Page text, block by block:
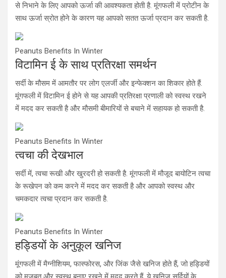
से निभाने के लिए आपको ऊर्जा की आवश्यकता होती है. मूंगफली में प्रोटीन के
साथ ऊर्जा स्रोत होने के कारण यह आपको सतत ऊर्जा प्रदान कर सकती है.
Peanuts Benefits In Winter
विटामिन ई के साथ प्रतिरक्षा समर्थन
सर्दी के मौसम में आमतौर पर लोग एलर्जी और इन्फेक्शन का शिकार होते हैं.
मूंगफली में विटामिन ई होने से यह आपकी प्रतिरक्षा प्रणाली को स्वस्थ रखने
में मदद कर सकती है और मौसमी बीमारियों से बचाने में सहायक हो सकती है.
Peanuts Benefits In Winter
त्वचा की देखभाल
सर्दी में, त्वचा रूखी और खुरदरी हो सकती है. मूंगफली में मौजूद बायोटिन त्वचा
के रूखेपन को कम करने में मदद कर सकती है और आपको स्वस्थ और
चमकदार त्वचा प्रदान कर सकती है.
Peanuts Benefits In Winter
हड्डियों के अनुकूल खनिज
मूंगफली में मैग्नीशियम, फास्फोरस, और जिंक जैसे खनिज होते हैं, जो हड्डियों